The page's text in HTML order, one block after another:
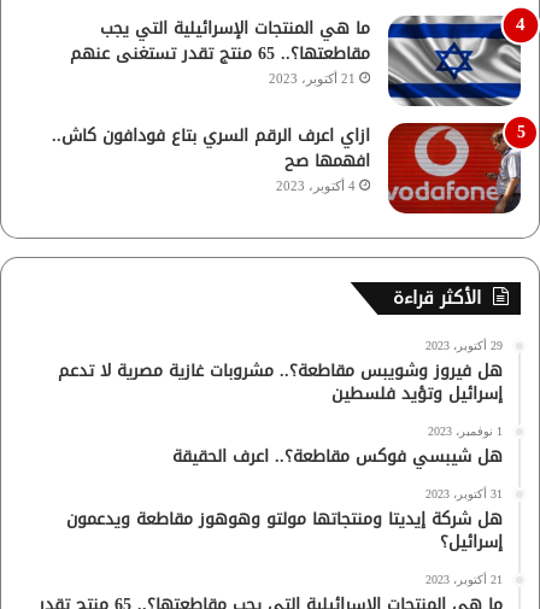
ما هي المنتجات الإسرائيلية التي يجب
مقاطعتها؟.. 65 منتج تقدر تستغنى عنهم
21 أكتوبر، 2023
ازاي اعرف الرقم السري بتاع فودافون كاش..
افهمها صح
4 أكتوبر، 2023
الأكثر قراءة
29 أكتوبر، 2023
هل فيروز وشويبس مقاطعة؟.. مشروبات غازية مصرية لا تدعم
إسرائيل وتؤيد فلسطين
1 نوفمبر، 2023
هل شيبسي فوكس مقاطعة؟.. اعرف الحقيقة
31 أكتوبر، 2023
هل شركة إيديتا ومنتجاتها مولتو وهوهوز مقاطعة ويدعمون
إسرائيل؟
21 أكتوبر، 2023